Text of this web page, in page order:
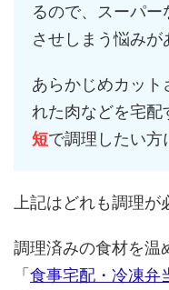
るので、スーパー
させしまう悩みが
あらかじめカット
れた肉などを宅配
短で調理したい方
上記はどれも調理が
調理済みの食材を温
「 食事宅配・冷凍弁